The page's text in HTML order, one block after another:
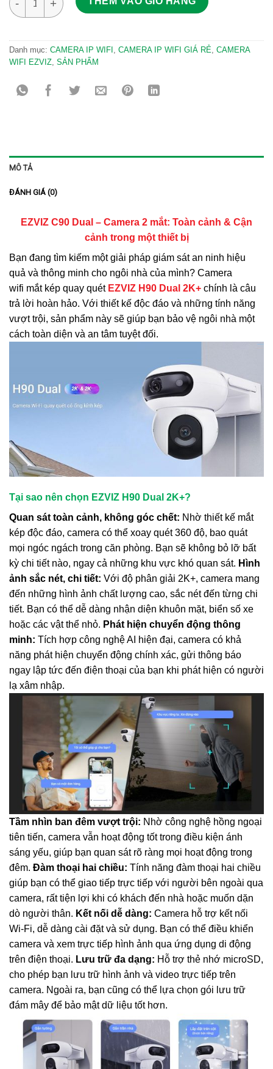
Danh mục: CAMERA IP WIFI , CAMERA IP WIFI GIÁ RẺ, CAMERA
WIFI EZVIZ, SẢN PHẨM
MÔ TẢ
ĐÁNH GIÁ (0)
EZVIZ C90 Dual – Camera 2 mắt: Toàn cảnh & Cận
cảnh trong một thiết bị
Bạn đang tìm kiếm một giải pháp giám sát an ninh hiệu
quả và thông minh cho ngôi nhà của mình? Camera
wifi mắt kép quay quét EZVIZ H90 Dual 2K+ chính là câu
trả lời hoàn hảo. Với thiết kế độc đáo và những tính năng
vượt trội, sản phẩm này sẽ giúp bạn bảo vệ ngôi nhà một
cách toàn diện và an tâm tuyệt đối.
Tại sao nên chọn EZVIZ H90 Dual 2K+?
Quan sát toàn cảnh, không góc chết: Nhờ thiết kế mắt
kép độc đáo, camera có thể xoay quét 360 độ, bao quát
mọi ngóc ngách trong căn phòng. Bạn sẽ không bỏ lỡ bất
kỳ chi tiết nào, ngay cả những khu vực khó quan sát. Hình
ảnh sắc nét, chi tiết: Với độ phân giải 2K+, camera mang
đến những hình ảnh chất lượng cao, sắc nét đến từng chi
tiết. Bạn có thể dễ dàng nhận diện khuôn mặt, biển số xe
hoặc các vật thể nhỏ. Phát hiện chuyển động thông
minh: Tích hợp công nghệ AI hiện đại, camera có khả
năng phát hiện chuyển động chính xác, gửi thông báo
ngay lập tức đến điện thoại của bạn khi phát hiện có người
lạ xâm nhập.
Tầm nhìn ban đêm vượt trội: Nhờ công nghệ hồng ngoại
tiên tiến, camera vẫn hoạt động tốt trong điều kiện ánh
sáng yếu, giúp bạn quan sát rõ ràng mọi hoạt động trong
đêm. Đàm thoại hai chiều: Tính năng đàm thoại hai chiều
giúp bạn có thể giao tiếp trực tiếp với người bên ngoài qua
camera, rất tiện lợi khi có khách đến nhà hoặc muốn dặn
dò người thân. Kết nối dễ dàng: Camera hỗ trợ kết nối
Wi-Fi, dễ dàng cài đặt và sử dụng. Bạn có thể điều khiển
camera và xem trực tiếp hình ảnh qua ứng dụng di động
trên điện thoại. Lưu trữ đa dạng: Hỗ trợ thẻ nhớ microSD,
cho phép bạn lưu trữ hình ảnh và video trực tiếp trên
camera. Ngoài ra, bạn cũng có thể lựa chọn gói lưu trữ
đám mây để bảo mật dữ liệu tốt hơn.